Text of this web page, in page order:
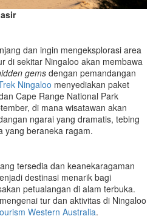
dan ingin mengeksplorasi area
di sekitar Ningaloo akan membawa
gems dengan pemandangan
Ningaloo menyediakan paket
Cape Range National Park
di mana wisatawan akan
ngarai yang dramatis, tebing
yang beraneka ragam.
tersedia dan keanekaragaman
destinasi menarik bagi
petualangan di alam terbuka.
tur dan aktivitas di Ningaloo
Western Australia.